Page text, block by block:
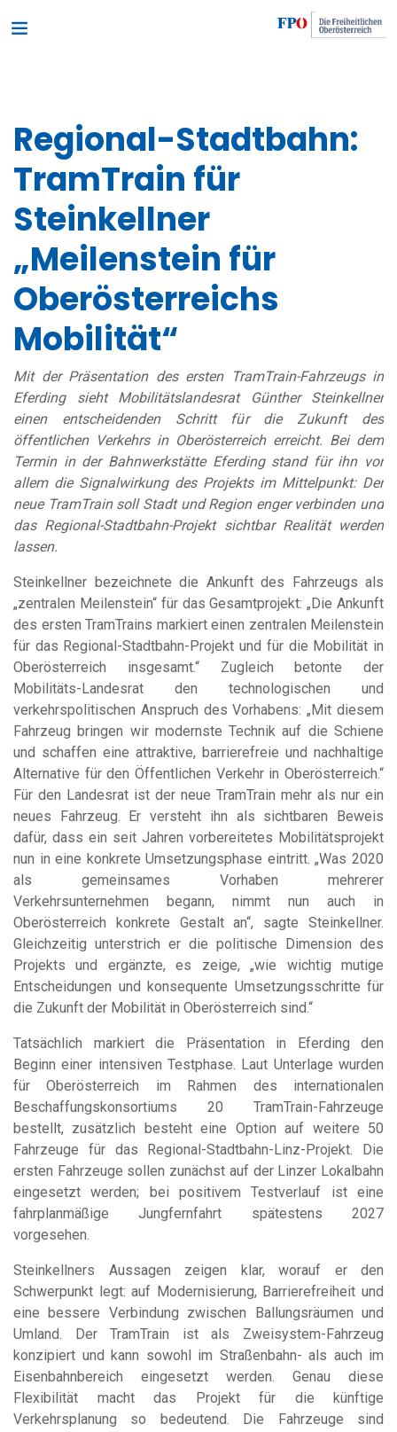
Regional-Stadtbahn:
TramTrain für
Steinkellner
„Meilenstein für
Oberösterreichs
Mobilität“
Mit der Präsentation des ersten TramTrain-Fahrzeugs in
Eferding sieht Mobilitätslandesrat Günther Steinkellner
einen entscheidenden Schritt für die Zukunft des
öffentlichen Verkehrs in Oberösterreich erreicht. Bei dem
Termin in der Bahnwerkstätte Eferding stand für ihn vor
allem die Signalwirkung des Projekts im Mittelpunkt: Der
neue TramTrain soll Stadt und Region enger verbinden und
das Regional-Stadtbahn-Projekt sichtbar Realität werden
lassen.
Steinkellner bezeichnete die Ankunft des Fahrzeugs als
„zentralen Meilenstein“ für das Gesamtprojekt: „Die Ankunft
des ersten TramTrains markiert einen zentralen Meilenstein
für das Regional-Stadtbahn-Projekt und für die Mobilität in
Oberösterreich insgesamt.“ Zugleich betonte der
Mobilitäts-Landesrat den technologischen und
verkehrspolitischen Anspruch des Vorhabens: „Mit diesem
Fahrzeug bringen wir modernste Technik auf die Schiene
und schaffen eine attraktive, barrierefreie und nachhaltige
Alternative für den Öffentlichen Verkehr in Oberösterreich.“
Für den Landesrat ist der neue TramTrain mehr als nur ein
neues Fahrzeug. Er versteht ihn als sichtbaren Beweis
dafür, dass ein seit Jahren vorbereitetes Mobilitätsprojekt
nun in eine konkrete Umsetzungsphase eintritt. „Was 2020
als gemeinsames Vorhaben mehrerer
Verkehrsunternehmen begann, nimmt nun auch in
Oberösterreich konkrete Gestalt an“, sagte Steinkellner.
Gleichzeitig unterstrich er die politische Dimension des
Projekts und ergänzte, es zeige, „wie wichtig mutige
Entscheidungen und konsequente Umsetzungsschritte für
die Zukunft der Mobilität in Oberösterreich sind.“
Tatsächlich markiert die Präsentation in Eferding den
Beginn einer intensiven Testphase. Laut Unterlage wurden
für Oberösterreich im Rahmen des internationalen
Beschaffungskonsortiums 20 TramTrain-Fahrzeuge
bestellt, zusätzlich besteht eine Option auf weitere 50
Fahrzeuge für das Regional-Stadtbahn-Linz-Projekt. Die
ersten Fahrzeuge sollen zunächst auf der Linzer Lokalbahn
eingesetzt werden; bei positivem Testverlauf ist eine
fahrplanmäßige Jungfernfahrt spätestens 2027
vorgesehen.
Steinkellners Aussagen zeigen klar, worauf er den
Schwerpunkt legt: auf Modernisierung, Barrierefreiheit und
eine bessere Verbindung zwischen Ballungsräumen und
Umland. Der TramTrain ist als Zweisystem-Fahrzeug
konzipiert und kann sowohl im Straßenbahn- als auch im
Eisenbahnbereich eingesetzt werden. Genau diese
Flexibilität macht das Projekt für die künftige
Verkehrsplanung so bedeutend. Die Fahrzeuge sind